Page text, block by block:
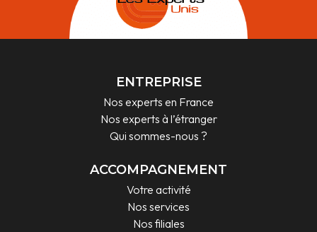
ENTREPRISE
Nos experts en France
Nos experts à l’étranger
Qui sommes-nous ?
ACCOMPAGNEMENT
Votre activité
Nos services
Nos filiales